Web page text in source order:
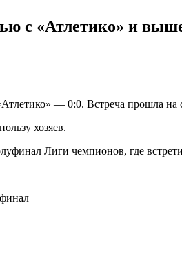
с «Атлетико» и
— 0:0. Встреча прошла
хозяев.
Лиги чемпионов, где